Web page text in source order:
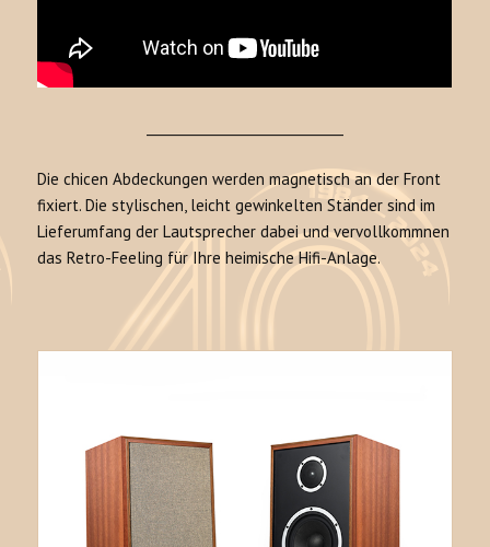
Die chicen Abdeckungen werden magnetisch an der Front
fixiert. Die stylischen, leicht gewinkelten Ständer sind im
Lieferumfang der Lautsprecher dabei und vervollkommnen
das Retro-Feeling für Ihre heimische Hifi-Anlage.